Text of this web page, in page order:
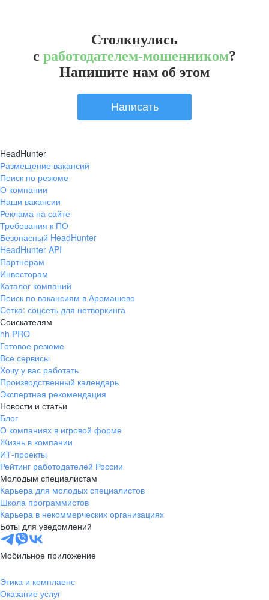
Столкнулись
с работодателем-мошенником?
Напишите нам об этом
Написать
HeadHunter
Размещение вакансий
Поиск по резюме
О компании
Наши вакансии
Реклама на сайте
Требования к ПО
Безопасный HeadHunter
HeadHunter API
Партнерам
Инвесторам
Каталог компаний
Поиск по вакансиям в Аромашево
Сетка: соцсеть для нетворкинга
Соискателям
hh PRO
Готовое резюме
Все сервисы
Хочу у вас работать
Производственный календарь
Экспертная рекомендация
Новости и статьи
Блог
О компаниях в игровой форме
Жизнь в компании
ИТ-проекты
Рейтинг работодателей России
Молодым специалистам
Карьера для молодых специалистов
Школа программистов
Карьера в некоммерческих организациях
Боты для уведомлений
Мобильное приложение
Этика и комплаенс
Оказание услуг